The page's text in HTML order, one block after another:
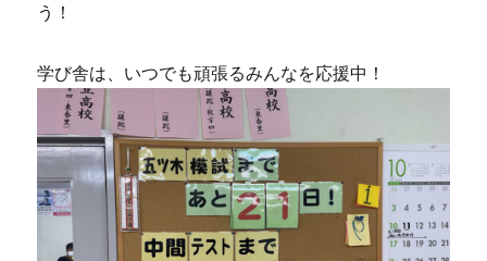
う！
学び舎は、いつでも頑張るみんなを応援中！